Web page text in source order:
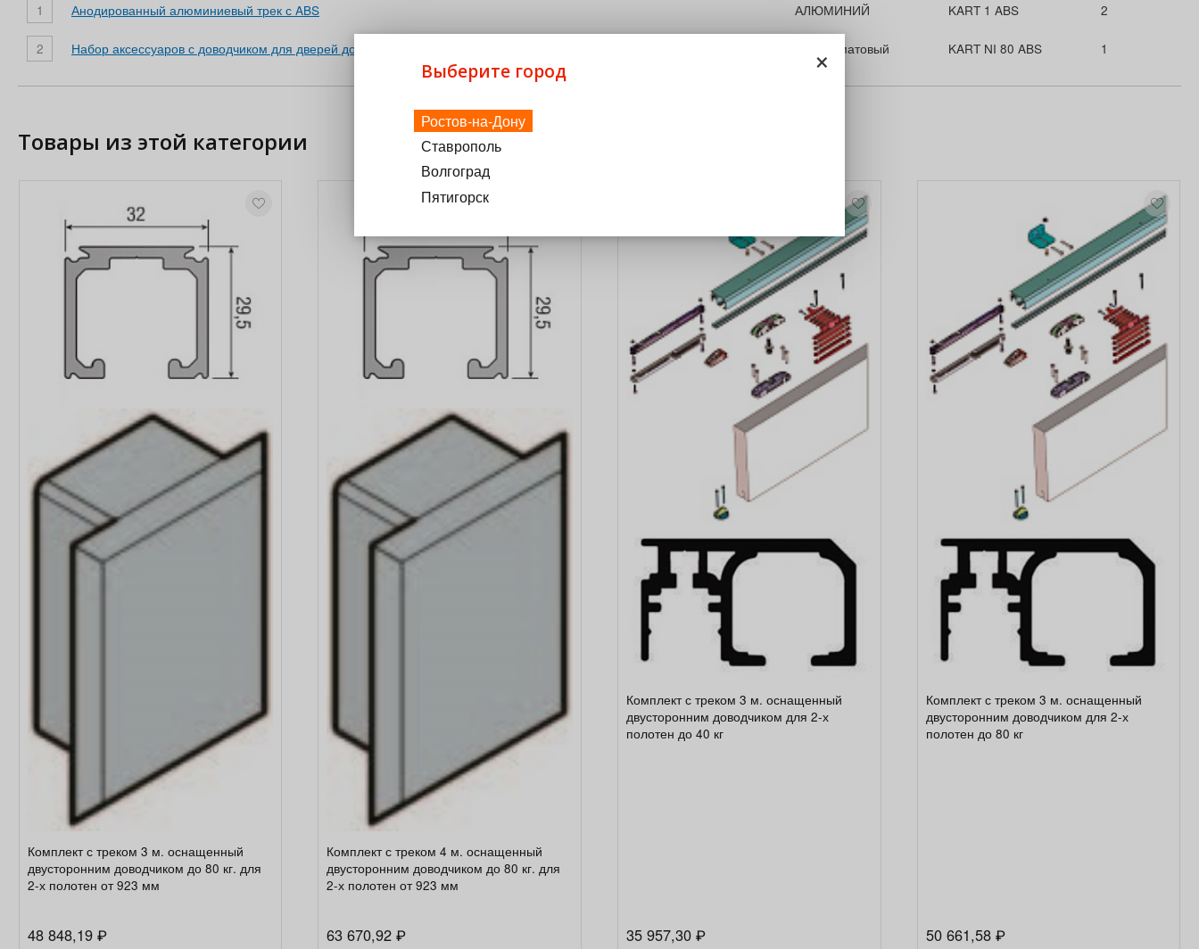
1 Анодированный алюминиевый трек с ABS АЛЮМИНИЙ KART 1 ABS 2
2 Набор аксессуаров с доводчиком для дверей до 80 кг, каретки в цвете матовый никель никель матовый KART NI 80 ABS 1
Товары из этой категории
Комплект с треком 3 м. оснащенный
двусторонним доводчиком до 80 кг. для
2-х полотен от 923 мм
48 848,19 ₽
Комплект с треком 4 м. оснащенный
двусторонним доводчиком до 80 кг. для
2-х полотен от 923 мм
63 670,92₽
Комплект с треком 3 м. оснащенный
двусторонним доводчиком для 2-х
полотен до 40 кг
35 957,30₽
Комплект с треком 3 м. оснащенный
двусторонним доводчиком для 2-х
полотен до 80 кг
50 661,58 ₽
×
Выберите город
Ростов-на-Дону
Ставрополь
Волгоград
Пятигорск